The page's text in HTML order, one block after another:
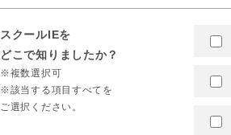
スクールIEを
どこで知りましたか？
※複数選択可
※該当する項目すべてを
ご選択ください。